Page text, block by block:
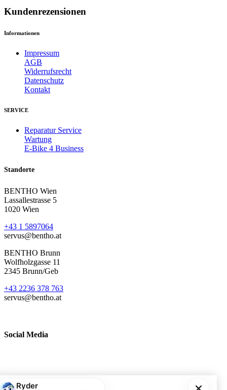
Kundenrezensionen
Informationen
Impressum
AGB
Widerrufsrecht
Datenschutz
Kontakt
SERVICE
Reparatur Service
Wartung
E-Bike 4 Business
Standorte
BENTHO Wien
Lassallestrasse 5
1020 Wien
+43 1 5897064
servus@bentho.at
BENTHO Brunn
Wolfholzgasse 11
2345 Brunn/Geb
+43 2236 378 763
servus@bentho.at
Social Media